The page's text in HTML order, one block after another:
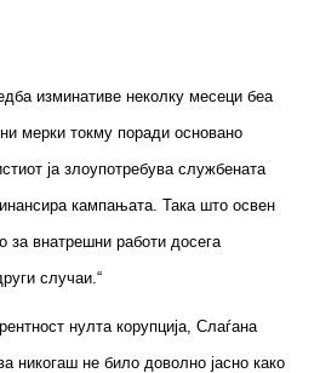
изминативе неколку месеци беа
мерки токму поради основано
ја злоупотребува службената
кампањата. Така што освен
за внатрешни работи досега
случаи.“
нулта корупција, Слаѓана
никогаш не било доволно јасно како